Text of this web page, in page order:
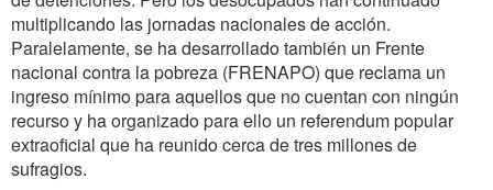
multiplicando las jornadas nacionales de acción.
Paralelamente, se ha desarrollado también un Frente
nacional contra la pobreza (FRENAPO) que reclama un
ingreso mínimo para aquellos que no cuentan con ningún
recurso y ha organizado para ello un referendum popular
extraoficial que ha reunido cerca de tres millones de
sufragios.